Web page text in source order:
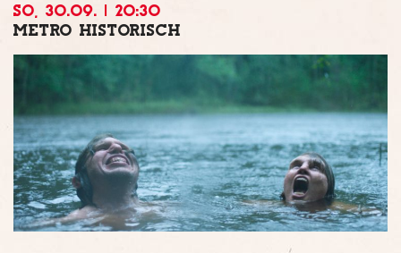
SO, 30.09. | 20:30
METRO HISTORISCH